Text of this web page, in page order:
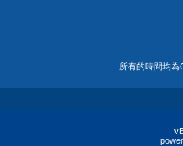
所有的時間均為